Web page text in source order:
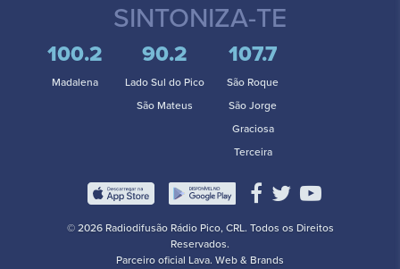
SINTONIZA-TE
100.2
Madalena
90.2
Lado Sul do Pico
São Mateus
107.7
São Roque
São Jorge
Graciosa
Terceira
© 2026 Radiodifusão Rádio Pico, CRL. Todos os Direitos
Reservados.
Parceiro oficial Lava. Web & Brands